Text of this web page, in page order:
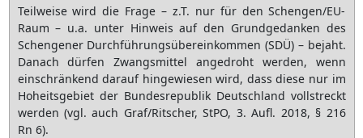
Teilweise wird die Frage – z.T. nur für den Schengen/EU-
Raum – u.a. unter Hinweis auf den Grundgedanken des
Schengener Durchführungsübereinkommen (SDÜ) – bejaht.
Danach dürfen Zwangsmittel angedroht werden, wenn
einschränkend darauf hingewiesen wird, dass diese nur im
Hoheitsgebiet der Bundesrepublik Deutschland vollstreckt
werden (vgl. auch Graf/Ritscher, StPO, 3. Aufl. 2018, § 216
Rn 6).